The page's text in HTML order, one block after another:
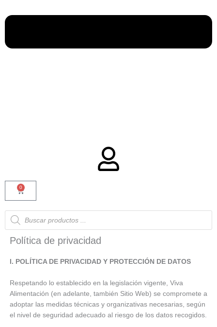
0
Carrito
Búsqueda
de
productos
Política de privacidad
I. POLÍTICA DE PRIVACIDAD Y PROTECCIÓN DE DATOS
Respetando lo establecido en la legislación vigente, Viva
Alimentación (en adelante, también Sitio Web) se compromete a
adoptar las medidas técnicas y organizativas necesarias, según
el nivel de seguridad adecuado al riesgo de los datos recogidos.